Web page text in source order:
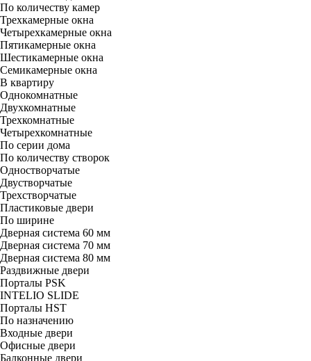
По количеству камер
Трехкамерные окна
Четырехкамерные окна
Пятикамерные окна
Шестикамерные окна
Семикамерные окна
В квартиру
Однокомнатные
Двухкомнатные
Трехкомнатные
Четырехкомнатные
По серии дома
По количеству створок
Одностворчатые
Двустворчатые
Трехстворчатые
Пластиковые двери
По ширине
Дверная система 60 мм
Дверная система 70 мм
Дверная система 80 мм
Раздвижные двери
Порталы PSK
INTELIO SLIDE
Порталы HST
По назначению
Входные двери
Офисные двери
Балконные двери